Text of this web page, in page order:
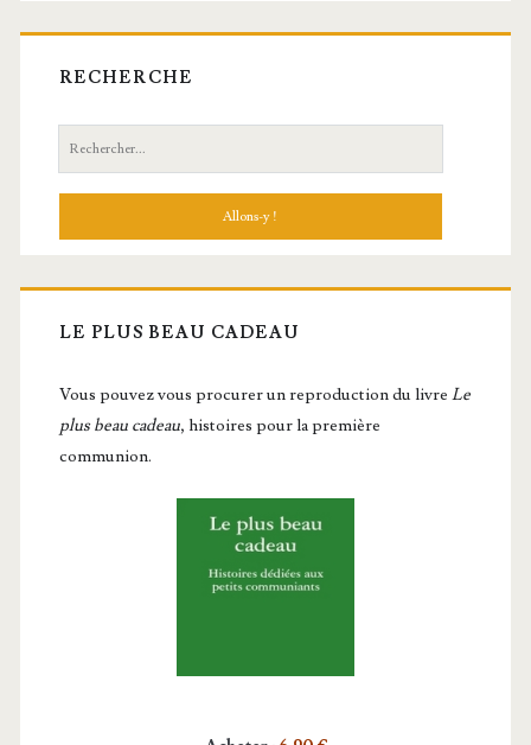
RECHERCHE
Recherche:
LE PLUS BEAU CADEAU
Vous pou­vez vous pro­cu­rer un repro­duc­tion du livre Le
plus beau cadeau, histoires pour la première
communion.